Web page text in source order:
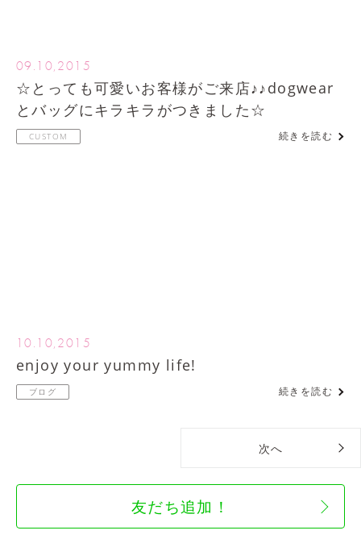
09.10,2015
☆とっても可愛いお客様がご来店♪♪dogwear
とバッグにキラキラがつきました☆
CUSTOM 続きを読む
10.10,2015
enjoy your yummy life!
ブログ 続きを読む
次へ
友だち追加！